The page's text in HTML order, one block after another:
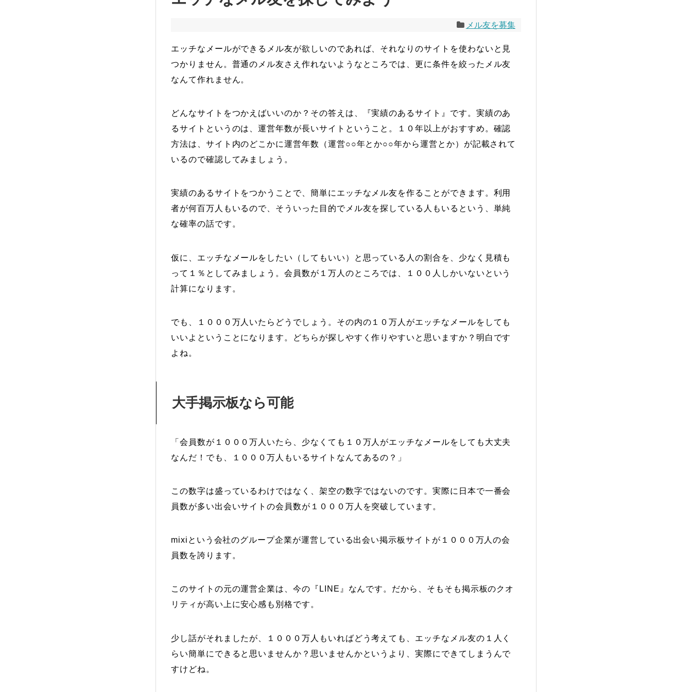
メル友を募集
エッチなメールができるメル友が欲しいのであれば、それなりのサイトを使わないと見
つかりません。普通のメル友さえ作れないようなところでは、更に条件を絞ったメル友
なんて作れません。
どんなサイトをつかえばいいのか？その答えは、『実績のあるサイト』です。実績のあ
るサイトというのは、運営年数が長いサイトということ。１０年以上がおすすめ。確認
方法は、サイト内のどこかに運営年数（運営○○年とか○○年から運営とか）が記載されて
いるので確認してみましょう。
実績のあるサイトをつかうことで、簡単にエッチなメル友を作ることができます。利用
者が何百万人もいるので、そういった目的でメル友を探している人もいるという、単純
な確率の話です。
仮に、エッチなメールをしたい（してもいい）と思っている人の割合を、少なく見積も
って１％としてみましょう。会員数が１万人のところでは、１００人しかいないという
計算になります。
でも、１０００万人いたらどうでしょう。その内の１０万人がエッチなメールをしても
いいよということになります。どちらが探しやすく作りやすいと思いますか？明白です
よね。
大手掲示板なら可能
「会員数が１０００万人いたら、少なくても１０万人がエッチなメールをしても大丈夫
なんだ！でも、１０００万人もいるサイトなんてあるの？」
この数字は盛っているわけではなく、架空の数字ではないのです。実際に日本で一番会
員数が多い出会いサイトの会員数が１０００万人を突破しています。
mixiという会社のグループ企業が運営している出会い掲示板サイトが１０００万人の会
員数を誇ります。
このサイトの元の運営企業は、今の『LINE』なんです。だから、そもそも掲示板のクオ
リティが高い上に安心感も別格です。
少し話がそれましたが、１０００万人もいればどう考えても、エッチなメル友の１人く
らい簡単にできると思いませんか？思いませんかというより、実際にできてしまうんで
すけどね。